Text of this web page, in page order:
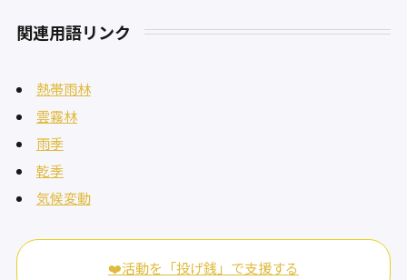
関連用語リンク
熱帯雨林
雲霧林
雨季
乾季
気候変動
❤️活動を「投げ銭」で支援する